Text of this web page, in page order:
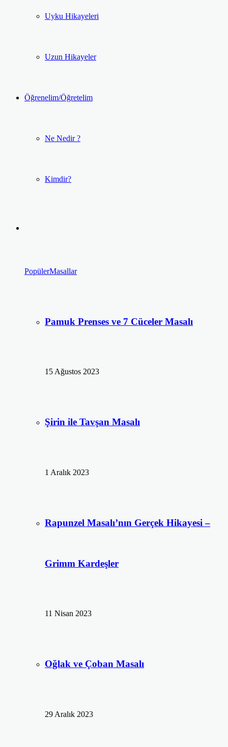
Uyku Hikayeleri
Uzun Hikayeler
Öğrenelim/Öğretelim
Ne Nedir ?
Kimdir?
PopülerMasallar
Pamuk Prenses ve 7 Cüceler Masalı
15 Ağustos 2023
Şirin ile Tavşan Masalı
1 Aralık 2023
Rapunzel Masalı’nın Gerçek Hikayesi –
Grimm Kardeşler
11 Nisan 2023
Oğlak ve Çoban Masalı
29 Aralık 2023